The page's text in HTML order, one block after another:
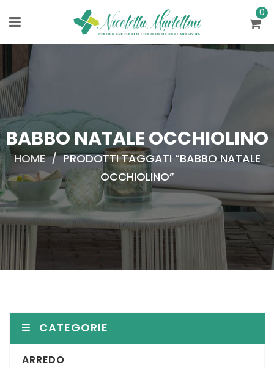
0
BABBO NATALE OCCHIOLINO
HOME / PRODOTTI TAGGATI “BABBO NATALE
OCCHIOLINO”
CATEGORIE
ARREDO